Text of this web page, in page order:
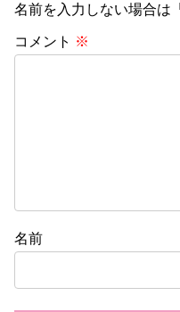
名前を入力しない場合は
コメント ※
名前